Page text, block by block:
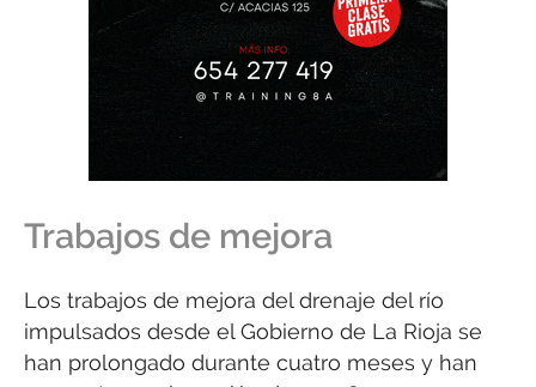
Trabajos de mejora
Los trabajos de mejora del drenaje del río
impulsados desde el Gobierno de La Rioja se
han prolongado durante cuatro meses y han